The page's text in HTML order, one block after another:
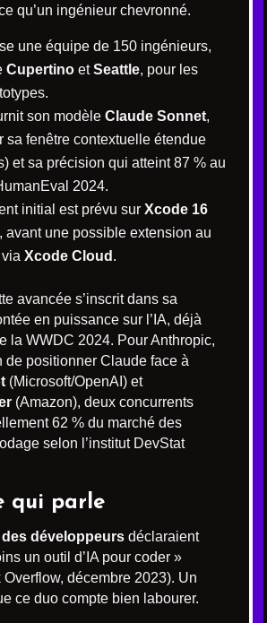
qu’un ingénieur chevronné.
une équipe de 150 ingénieurs,
Cupertino etSeattle, pour les
son modèle Claude Sonnet,
sa fenêtre contextuelle étendue
et sa précision qui atteint 87 % au
2024.
initial est prévu sur Xcode 16
avant une possible extension au
Xcode Cloud .
avancée s’inscrit dans sa
en puissance sur l’IA, déjà
la WWDC 2024. Pour Anthropic,
de positionner Claude face à
(Microsoft/OpenAI) et
(Amazon), deux concurrents
62 % du marché des
selon l’institut DevStat
qui parle
des développeurs déclaraient
un outil d’IA pour coder »
décembre 2023). Un
ce duo compte bien labourer.